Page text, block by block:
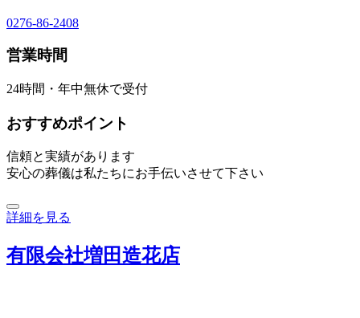
0276-86-2408
営業時間
24時間・年中無休で受付
おすすめポイント
信頼と実績があります
安心の葬儀は私たちにお手伝いさせて下さい
詳細を見る
有限会社増田造花店